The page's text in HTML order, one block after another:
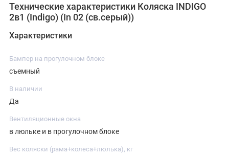
Технические характеристики Коляска INDIGO
2в1 (Indigo) (In 02 (св.серый))
Характеристики
Бампер на прогулочном блоке
съемный
В наличии
Да
Вентиляционные окна
в люльке и в прогулочном блоке
Вес коляски (рама+колеса+люлька), кг